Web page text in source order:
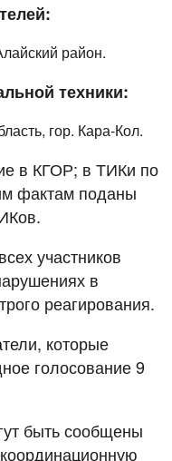
район.
техники:
гор. Кара-Кол.
в КГОР; в ТИКи по
фактам поданы
участников
в
реагирования.
которые
голосование 9
быть сообщены